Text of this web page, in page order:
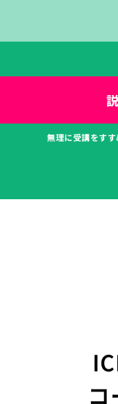
無理に受講をす